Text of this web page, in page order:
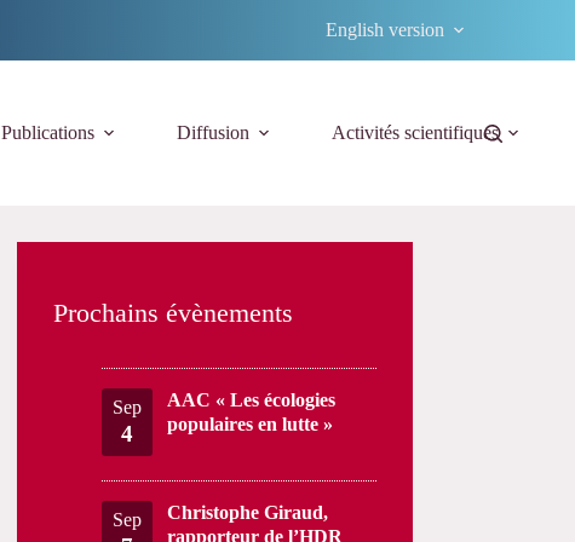
English version
Publications Diffusion Activités scientifiques
Prochains évènements
Sep
4
AAC « Les écologies
populaires en lutte »
Sep
Christophe Giraud,
rapporteur de l’HDR